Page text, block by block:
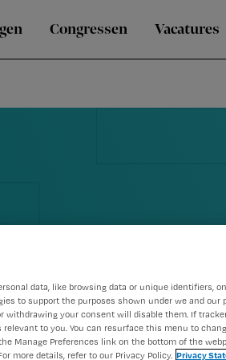
Congressen Vacatures
Vlaamse
aandacht
data, like browsing data or unique identifiers,
to support the purposes shown under we and our
withdrawing your consent will disable them. If
to you. You can resurface this menu to
Manage Preferences link on the bottom of the
more details, refer to our Privacy Policy. Privacy